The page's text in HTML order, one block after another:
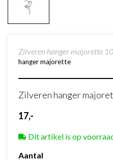
Zilveren hanger majorette
hanger majorette
Zilveren hanger
17,-
Dit artikel is op
Aantal